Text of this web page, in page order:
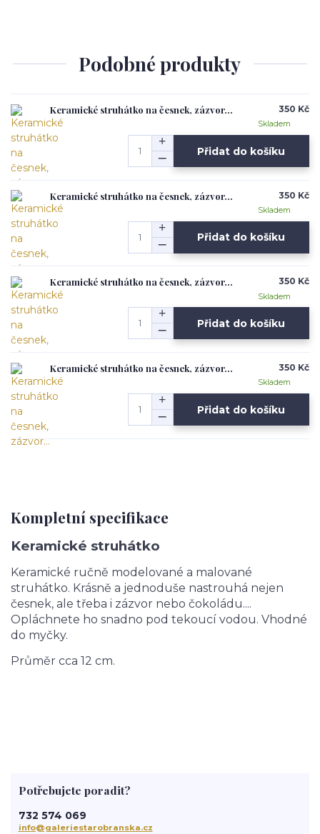
Podobné produkty
Keramické struhátko na česnek, zázvor... 350 Kč
Skladem
Přidat do košíku
Keramické struhátko na česnek, zázvor... 350 Kč
Skladem
Přidat do košíku
Keramické struhátko na česnek, zázvor... 350 Kč
Skladem
Přidat do košíku
Keramické struhátko na česnek, zázvor... 350 Kč
Skladem
Přidat do košíku
Kompletní specifikace
Keramické struhátko
Keramické ručně modelované a malované
struhátko. Krásně a jednoduše nastrouhá nejen
česnek, ale třeba i zázvor nebo čokoládu....
Opláchnete ho snadno pod tekoucí vodou. Vhodné
do myčky.
Průměr cca 12 cm.
Potřebujete poradit?
732 574 069
info@galeriestarobranska.cz